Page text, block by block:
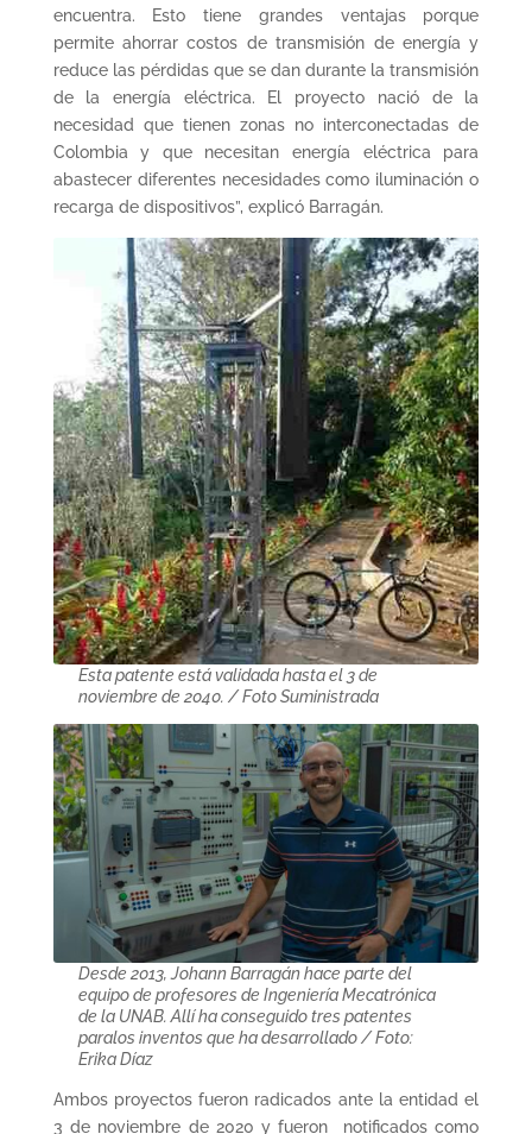
encuentra. Esto tiene grandes ventajas porque
permite ahorrar costos de transmisión de energía y
reduce las pérdidas que se dan durante la transmisión
de la energía eléctrica. El proyecto nació de la
necesidad que tienen zonas no interconectadas de
Colombia y que necesitan energía eléctrica para
abastecer diferentes necesidades como iluminación o
recarga de dispositivos”, explicó Barragán.
Esta patente está validada hasta el 3 de
noviembre de 2040. / Foto Suministrada
Desde 2013, Johann Barragán hace parte del
equipo de profesores de Ingeniería Mecatrónica
de la UNAB. Allí ha conseguido tres patentes
paralos inventos que ha desarrollado / Foto:
Erika Díaz
Ambos proyectos fueron radicados ante la entidad el
3 de noviembre de 2020 y fueron notificados como